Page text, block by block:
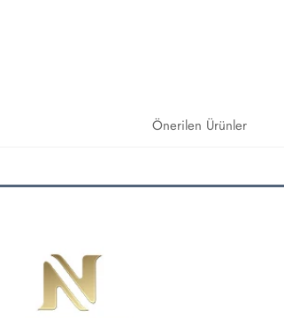
Önerilen Ürünler